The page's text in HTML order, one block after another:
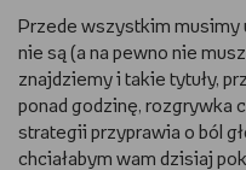
PASJE DZIECKA
GRAM
RYSUJĘ
Przede wszystkim musimy
nie są (a na pewno nie
znajdziemy i takie tytuły,
ponad godzinę, rozgrywka
strategii przyprawia o ból
chciałabym wam dzisiaj